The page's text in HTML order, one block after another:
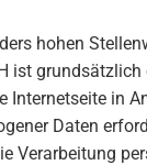
hohen
ist
in
Daten
Verarbeitung